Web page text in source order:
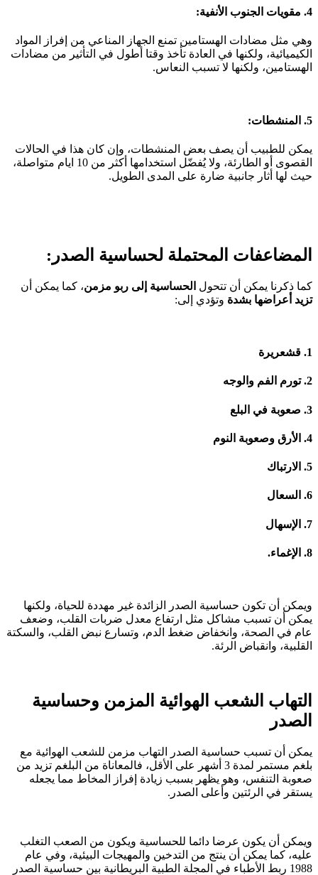
4. مقويات الجنوب الأنفية:
وهي مثل مضادات الهستامين تمنع الجهاز المناعي من إفراز المواد
الكيميائية، ولكنها في العادة تأخذ وقتا أطول في التأثير من مضادات
الهستامين، ولكنها لا تسبب النعاس.
5. المنشطات:
يمكن للطبيب أن يصف بعض المنشطات، وإن كان هذا في الحالات
القصوى أو الطارئة، ولا يُفضّل استخدامها أكثر من 10 ايام متواصلة،
حيث لها أثار جانبية ضارة على المدى الطويل.
المضاعفات المحتملة لحساسية الصدر:
كما ذكرنا يمكن أن تتحول الحساسية إلى ربو مزمن، كما يمكن أن
تزيد أعراضها بشدة وتؤدي إلى:
1. قشعريرة
2. تورم الفم والوجه
3. صعوبة في البلع
4. الأرق وصعوبة النوم
5. الارتباك
6. السعال
7. الإسهال
8. الإغماء.
ويمكن أن تكون حساسية الصدر الزائدة غير مهددة للحياة، ولكنها
يمكن أن تسبب مشاكل مثل ارتفاع معدل ضربات القلب، وضعف
عام في الصحة، وانخفاض ضغط الدم، وتسارع نبض القلب، والسكتة
القلبية، وانقباض الرئة.
التهاب الشعب الهوائية المزمن وحساسية
الصدر
يمكن أن تسبب حساسية الصدر التهاب مزمن للشعب الهوائية مع
بلغم مستمر لمدة 3 أشهر على الأقل، فالمعاناة من البلغم تزيد من
صعوبة التنفس، وهو يظهر بسبب زيادة إفراز المخاط مما يجعله
يستقر في الرئتين وأعلى الصدر.
ويمكن أن يكون عرضا دائما للحساسية ويكون من الصعب التغلب
عليه، كما يمكن أن ينتج من التدخين والمهيجات البيئية، وفي عام
1988 ربط الأطباء في المجلة الطبية البريطانية بين حساسية الصدر